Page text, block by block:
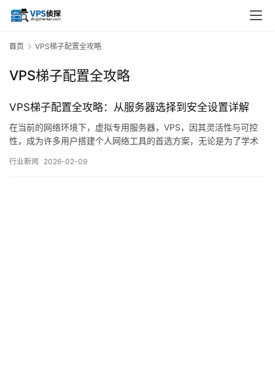
首页 VPS梯子配置全攻略
VPS梯子配置全攻略
VPS梯子配置全攻略：从服务器选择到安全设置详解
在当前的网络环境下，虚拟专用服务器，VPS，因其灵活性与可控
性，成为许多用户搭建个人网络工具的首选方案，无论是为了学术
础配置与安全设置都显得尤为重要，本文将从一个实际使用者的视
行业新闻 2026-02-09